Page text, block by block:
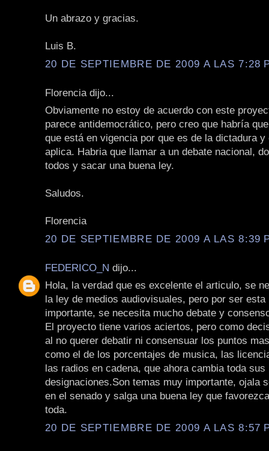
Un abrazo y gracias.
Luis B.
20 DE SEPTIEMBRE DE 2009 A LAS 7:28
Florencia dijo...
Obviamente no estoy de acuerdo con este
parece antidemocrático, pero creo que habría
que está en vigencia por que es de la dictadura
aplica. Habria que llamar a un debate nacional,
todos y sacar una buena ley.
Saludos.
Florencia
20 DE SEPTIEMBRE DE 2009 A LAS 8:39
FEDERICO_N dijo...
Hola, la verdad que es excelente el articulo, se
la ley de medios audiovisuales, pero por ser esta
importante, se necesita mucho debate y
El proyecto tiene varios aciertos, pero como
al no querer debatir ni consensuar los puntos
como el de los porcentajes de musica, las
las radios en cadena, que ahora cambia toda sus
designaciones.Son temas muy importante, ojala
en el senado y salga una buena ley que
toda.
20 DE SEPTIEMBRE DE 2009 A LAS 8:57